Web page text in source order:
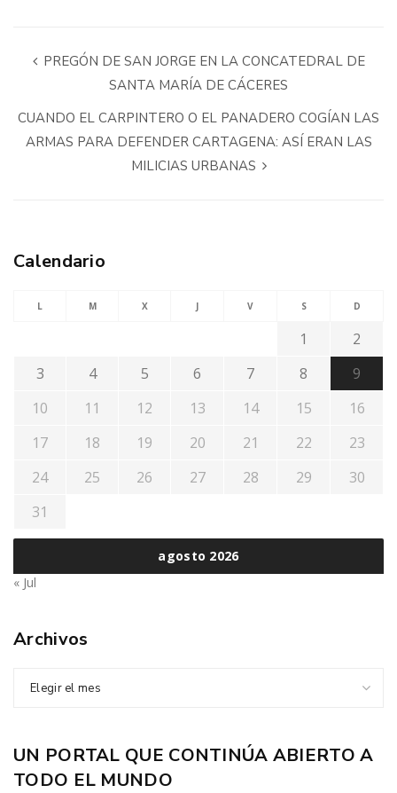
PREGÓN DE SAN JORGE EN LA CONCATEDRAL DE
SANTA MARÍA DE CÁCERES
CUANDO EL CARPINTERO O EL PANADERO COGÍAN LAS
ARMAS PARA DEFENDER CARTAGENA: ASÍ ERAN LAS
MILICIAS URBANAS
Calendario
agosto 2026
L M X J V S D
1
2
3
4 5 6 7 8
9
10
11 12 13 14 15
16
17
18 19 20 21 22
23
24
25 26 27 28 29
30
31
« Jul
Archivos
Elegir el mes
UN PORTAL QUE CONTINÚA ABIERTO A
TODO EL MUNDO